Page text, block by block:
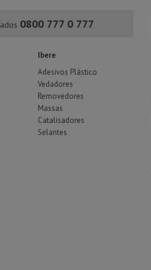
0800 777 0 777
Ibere
Adesivos Plástico
Vedadores
Removedores
Massas
Catalisadores
Selantes